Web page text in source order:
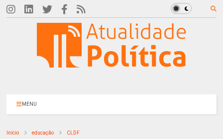
MENU
Início educação CLDF